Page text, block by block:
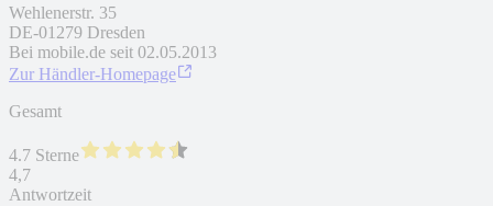
Wehlenerstr. 35
DE-01279 Dresden
Bei mobile.de seit 02.05.2013
Zur Händler-Homepage
Gesamt
4.7 Sterne
4,7
Antwortzeit